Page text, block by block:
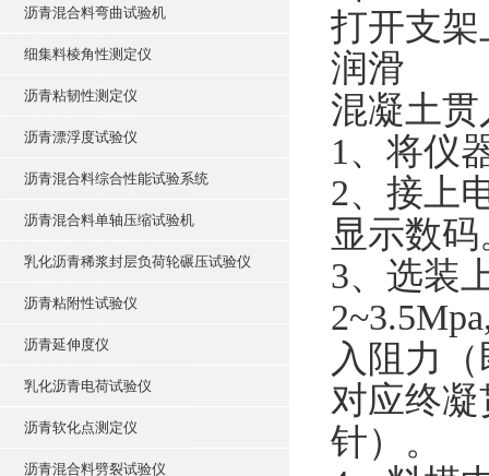
沥青混合料弯曲试验机
细集料棱角性测定仪
沥青粘韧性测定仪
沥青漂浮度试验仪
沥青混合料综合性能试验系统
沥青混合料单轴压缩试验机
乳化沥青稀浆封层负荷轮碾压试验仪
沥青粘附性试验仪
沥青延伸度仪
乳化沥青电荷试验仪
沥青软化点测定仪
沥青混合料劈裂试验仪
打开支
润滑
混凝土
1、将仪
2、接上
显示数
3、选装
入阻力
对应终凝
针）。